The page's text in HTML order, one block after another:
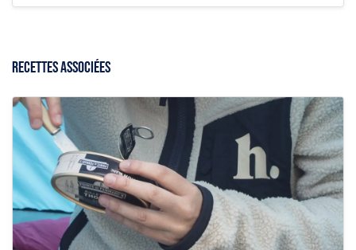
RECETTES ASSOCIÉES